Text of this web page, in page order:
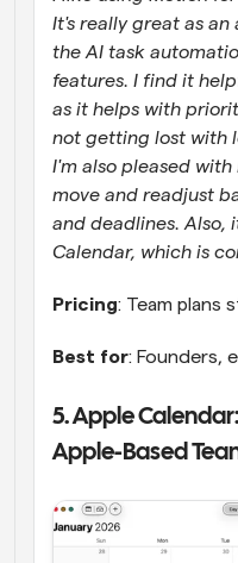
It's really great as
the AI task
features. I find it
as it helps with
not getting lost with
I'm also pleased
move and readjust
and deadlines. Also,
Calendar, which is
Pricing: Team plans
Best for: Founders,
5. Apple
Apple-Based